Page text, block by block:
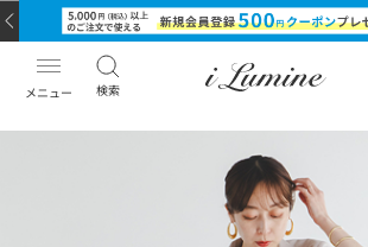
メニュー 検索